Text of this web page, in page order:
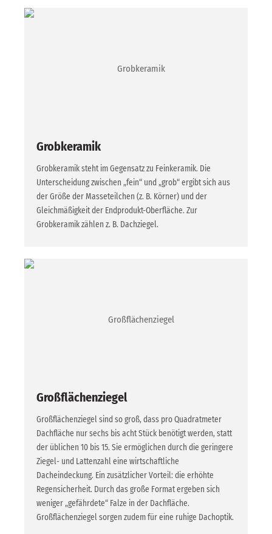
Grobkeramik
Grobkeramik steht im Gegensatz zu Feinkeramik. Die
Unterscheidung zwischen „fein“ und „grob“ ergibt sich aus
der Größe der Masseteilchen (z. B. Körner) und der
Gleichmäßigkeit der Endprodukt-Oberfläche. Zur
Grobkeramik zählen z. B. Dachziegel.
Großflächenziegel
Großflächenziegel sind so groß, dass pro Quadratmeter
Dachfläche nur sechs bis acht Stück benötigt werden, statt
der üblichen 10 bis 15. Sie ermöglichen durch die geringere
Ziegel- und Lattenzahl eine wirtschaftliche
Dacheindeckung. Ein zusätzlicher Vorteil: die erhöhte
Regensicherheit. Durch das große Format ergeben sich
weniger „gefährdete“ Falze in der Dachfläche.
Großflächenziegel sorgen zudem für eine ruhige Dachoptik.